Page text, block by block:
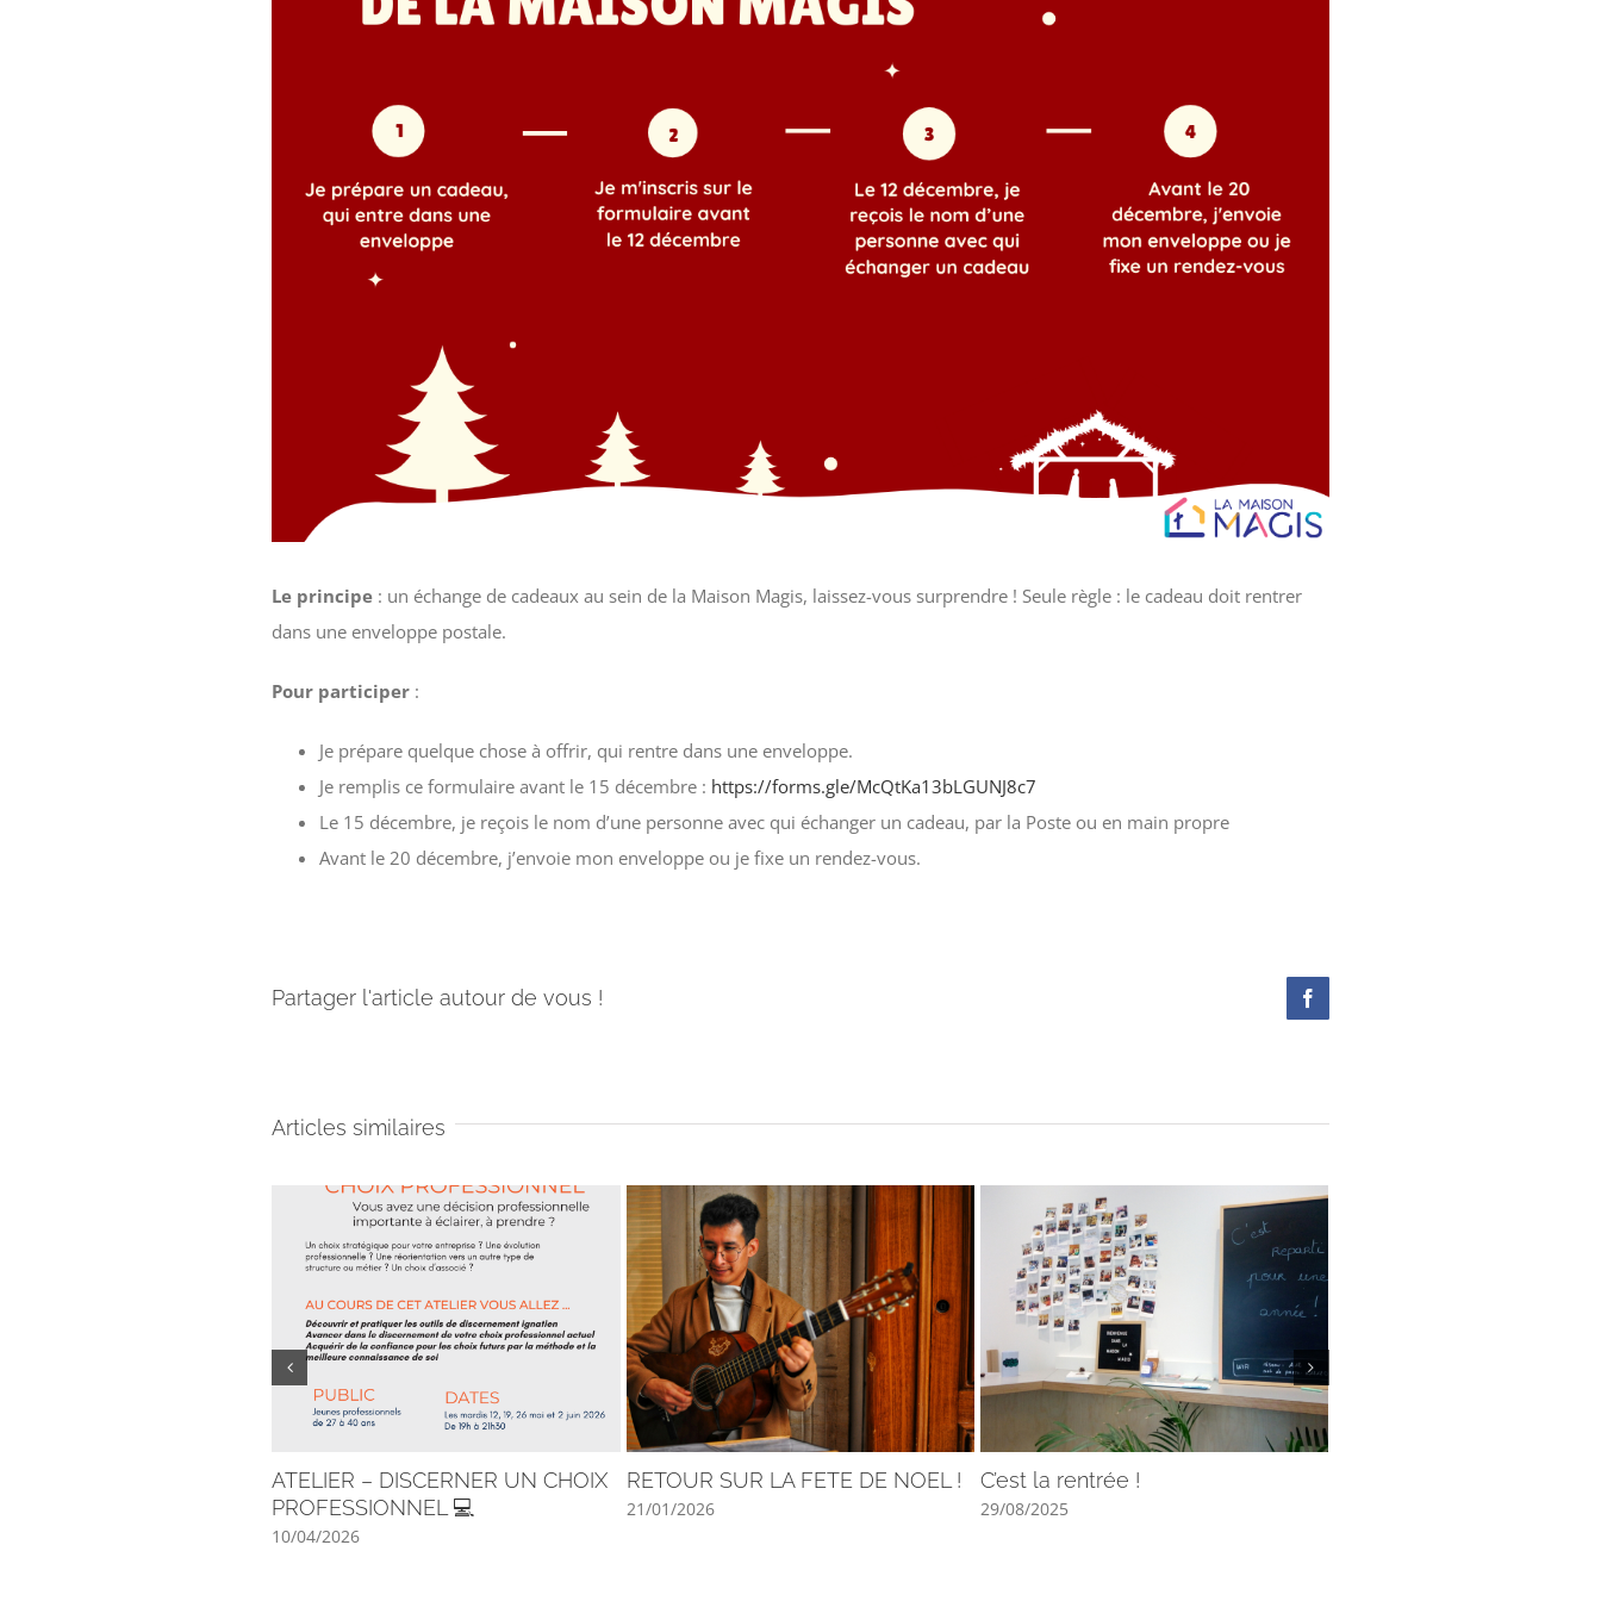
Le principe : un échange de cadeaux au sein de la Maison Magis, laissez-vous surprendre ! Seule règle : le cadeau doit rentrer
dans une enveloppe postale.
Pour participer :
Je prépare quelque chose à offrir, qui rentre dans une enveloppe.
Je remplis ce formulaire avant le 15 décembre : https://forms.gle/McQtKa13bLGUNJ8c7
Le 15 décembre, je reçois le nom d’une personne avec qui échanger un cadeau, par la Poste ou en main propre
Avant le 20 décembre, j’envoie mon enveloppe ou je fixe un rendez-vous.
Partager l'article autour de vous ! Facebook
Articles similaires
ATELIER – DISCERNER UN CHOIX
PROFESSIONNEL 💻
10/04/2026
RETOUR SUR LA FETE DE NOEL !
21/01/2026
C’est la rentrée !
29/08/2025